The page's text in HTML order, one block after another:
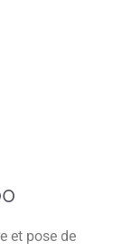
et pose de